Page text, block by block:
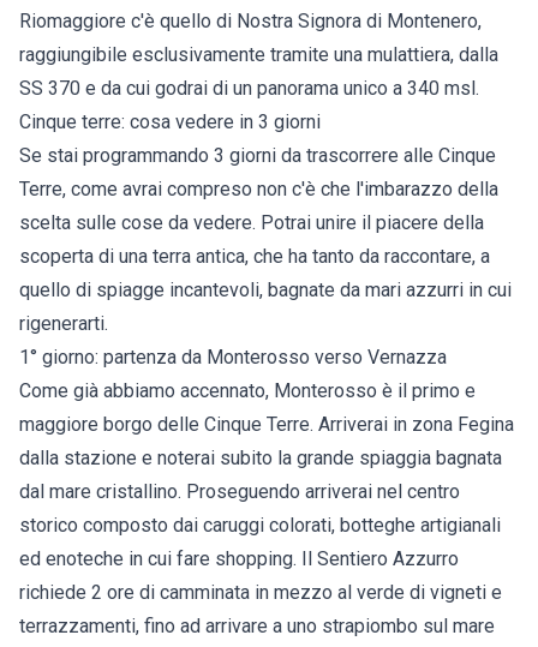
Riomaggiore c'è quello di Nostra Signora di Montenero,
raggiungibile esclusivamente tramite una mulattiera, dalla
SS 370 e da cui godrai di un panorama unico a 340 msl.
Cinque terre: cosa vedere in 3 giorni
Se stai programmando 3 giorni da trascorrere alle Cinque
Terre, come avrai compreso non c'è che l'imbarazzo della
scelta sulle cose da vedere. Potrai unire il piacere della
scoperta di una terra antica, che ha tanto da raccontare, a
quello di spiagge incantevoli, bagnate da mari azzurri in cui
rigenerarti.
1° giorno: partenza da Monterosso verso Vernazza
Come già abbiamo accennato, Monterosso è il primo e
maggiore borgo delle Cinque Terre. Arriverai in zona Fegina
dalla stazione e noterai subito la grande spiaggia bagnata
dal mare cristallino. Proseguendo arriverai nel centro
storico composto dai caruggi colorati, botteghe artigianali
ed enoteche in cui fare shopping. Il Sentiero Azzurro
richiede 2 ore di camminata in mezzo al verde di vigneti e
terrazzamenti, fino ad arrivare a uno strapiombo sul mare